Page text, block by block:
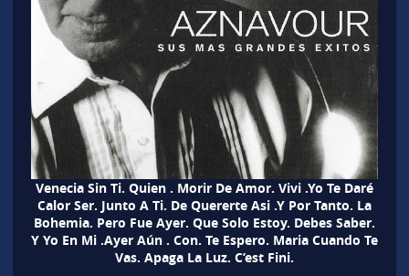
Venecia Sin Ti. Quien . Morir De Amor. Vivi .Yo Te Daré
Calor Ser. Junto A Ti. De Quererte Asi .Y Por Tanto. La
Bohemia. Pero Fue Ayer. Que Solo Estoy. Debes Saber.
Y Yo En Mi .Ayer Aún . Con. Te Espero. Maria Cuando Te
Vas. Apaga La Luz. C’est Fini.